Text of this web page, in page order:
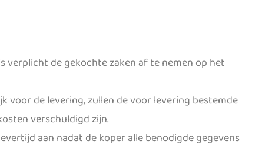
verplicht de gekochte zaken af te nemen op het
de levering, zullen de voor levering bestemde
verschuldigd zijn.
aan nadat de koper alle benodigde gegevens